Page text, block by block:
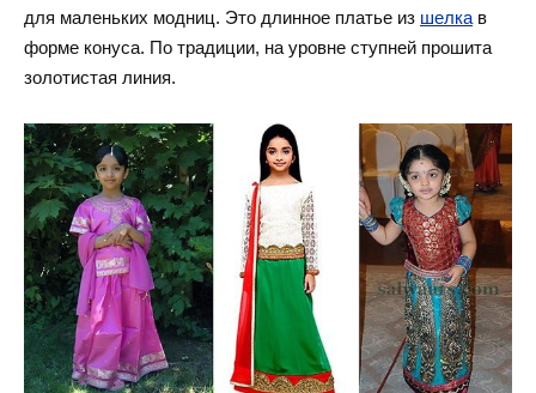
для маленьких модниц. Это длинное платье из шелка в
форме конуса. По традиции, на уровне ступней прошита
золотистая линия.